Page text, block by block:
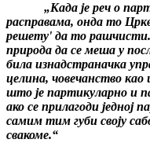
„Када је реч о
расправама, онда то
решету' да то
природа да се меша у
била изнадстраначка
целина, човечанство
што је партикуларно и
ако се прилагоди једној
самим тим губи своју
свакоме.“